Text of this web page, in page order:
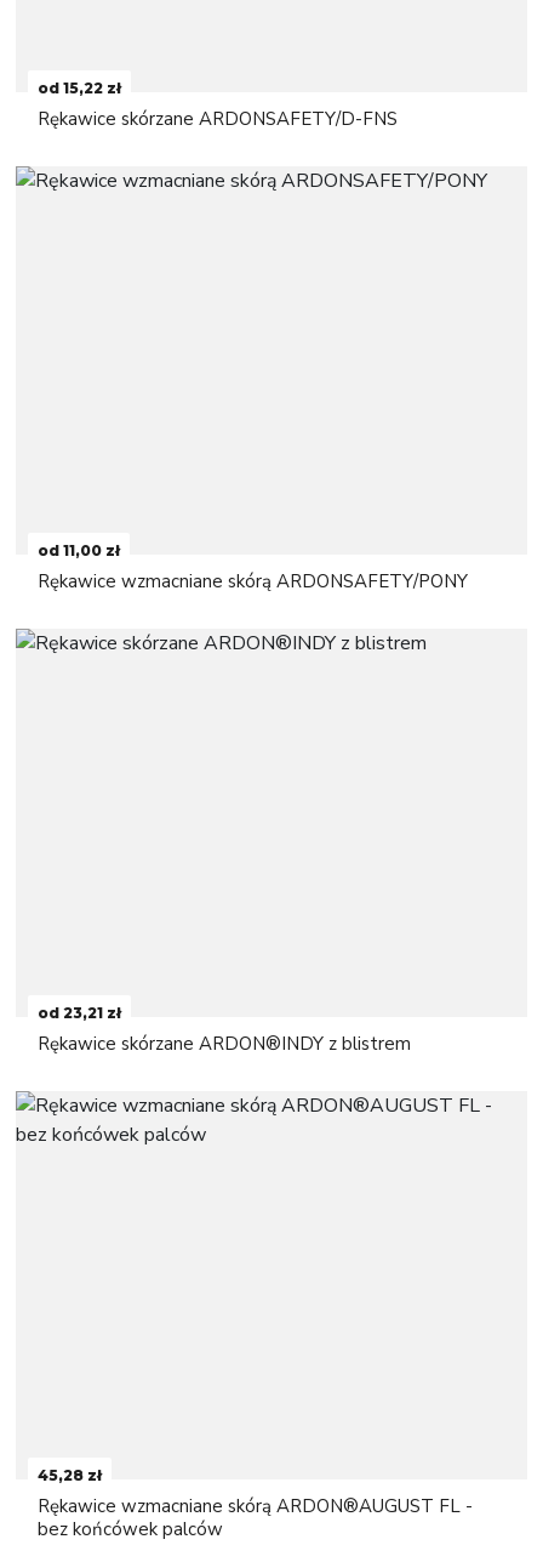
od 15,22 zł
Rękawice skórzane ARDONSAFETY/D-FNS
od 11,00 zł
Rękawice wzmacniane skórą ARDONSAFETY/PONY
od 23,21 zł
Rękawice skórzane ARDON®INDY z blistrem
45,28 zł
Rękawice wzmacniane skórą ARDON®AUGUST FL -
bez końcówek palców